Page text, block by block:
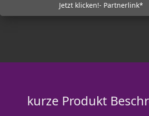
Jetzt klicken!- Partnerlink*
kurze Produkt